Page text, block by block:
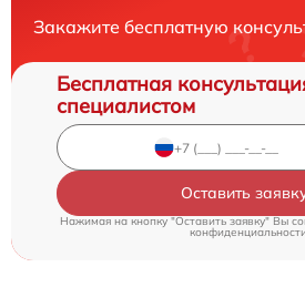
Закажите бесплатную
Бесплатная
специалистом
Оставить
Нажимая на кнопку "Оставить заявку" Вы
конфиденциальности